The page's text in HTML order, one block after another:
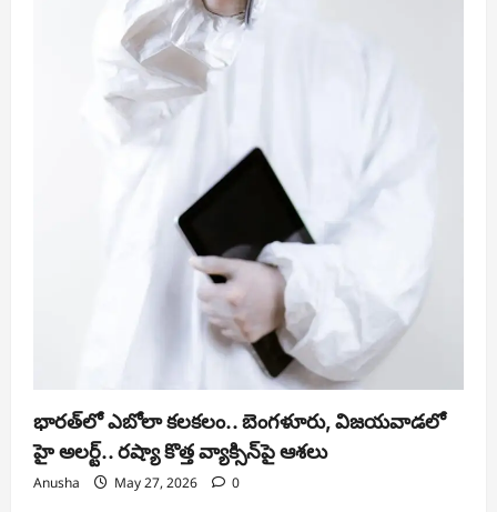
భారత్‌లో ఎబోలా కలకలం.. బెంగళూరు, విజయవాడలో
హై అలర్ట్.. రష్యా కొత్త వ్యాక్సిన్‌పై ఆశలు
Anusha May 27, 2026 0